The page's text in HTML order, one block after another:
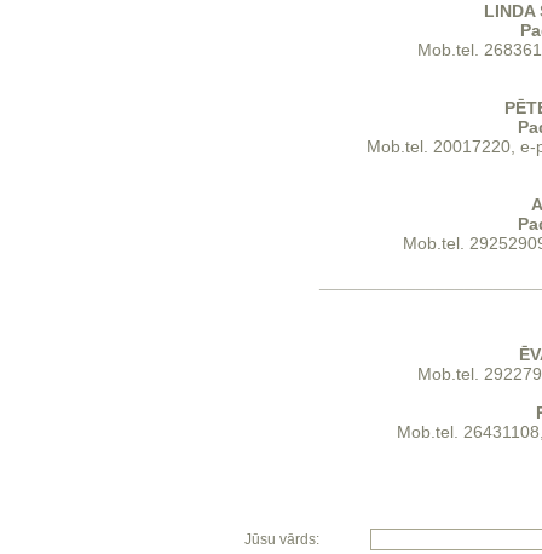
LINDA
Mob.tel.
Mob.tel. 20017220,
Mob.tel.
Mob.tel.
Mob.tel.
Jūsu vārds: